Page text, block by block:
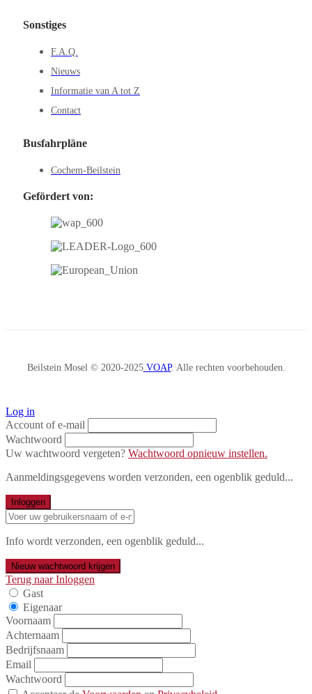
Sonstiges
F.A.Q.
Nieuws
Informatie van A tot Z
Contact
Busfahrpläne
Cochem-Beilstein
Gefördert von:
Beilstein Mosel © 2020-2025VOAP. Alle rechten voorbehouden.
Log in
Account of e-mail
Wachtwoord
Uw wachtwoord vergeten? Wachtwoord opnieuw instellen.
Aanmeldingsgegevens worden verzonden, een ogenblik geduld...
Inloggen
Info wordt verzonden, een ogenblik geduld...
Nieuw wachtwoord krijgen
Terug naar Inloggen
Gast
Eigenaar
Voornaam
Achternaam
Bedrijfsnaam
Email
Wachtwoord